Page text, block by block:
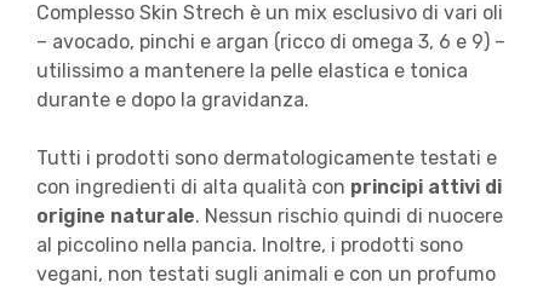
Complesso Skin Strech è un mix esclusivo di vari oli
– avocado, pinchi e argan (ricco di omega 3, 6 e 9) –
utilissimo a mantenere la pelle elastica e tonica
durante e dopo la gravidanza.
Tutti i prodotti sono dermatologicamente testati e
con ingredienti di alta qualità con principi attivi di
origine naturale. Nessun rischio quindi di nuocere
al piccolino nella pancia. Inoltre, i prodotti sono
vegani, non testati sugli animali e con un profumo